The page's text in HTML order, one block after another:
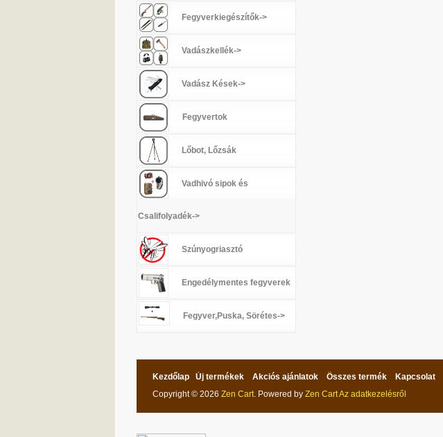
Fegyverkiegészítők->
Vadászkellék->
Vadász Kések->
Fegyvertok
Lőbot, Lőzsák
Vadhivó sipok és
Csalifolyadék->
Szúnyogriasztó
Engedélymentes fegyverek
Fegyver,Puska, Sörétes->
Kezdőlap Új termékek Akciós ajánlatok Összes termék Kapcsolat
Copyright © 2026 Zen Cart. Powered by Zen CartAz adatkezelésről